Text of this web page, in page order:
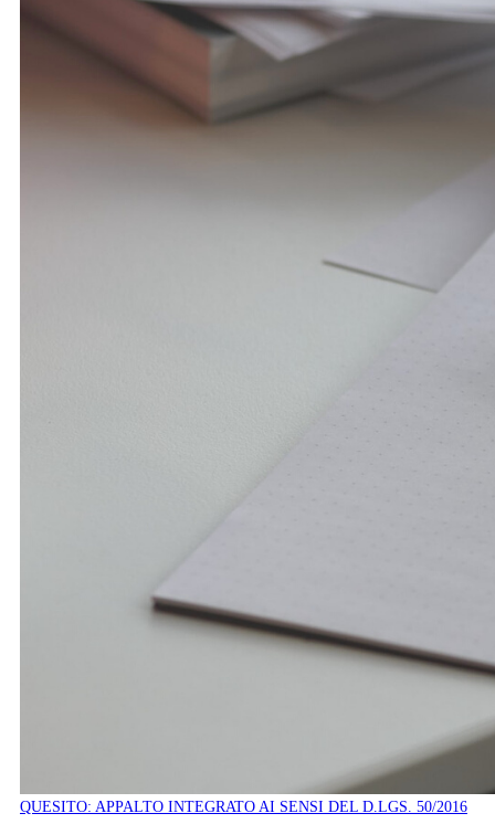
QUESITO: APPALTO INTEGRATO AI SENSI DEL D.LGS. 50/2016